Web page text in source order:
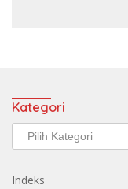
Kategori
Kategori
Indeks